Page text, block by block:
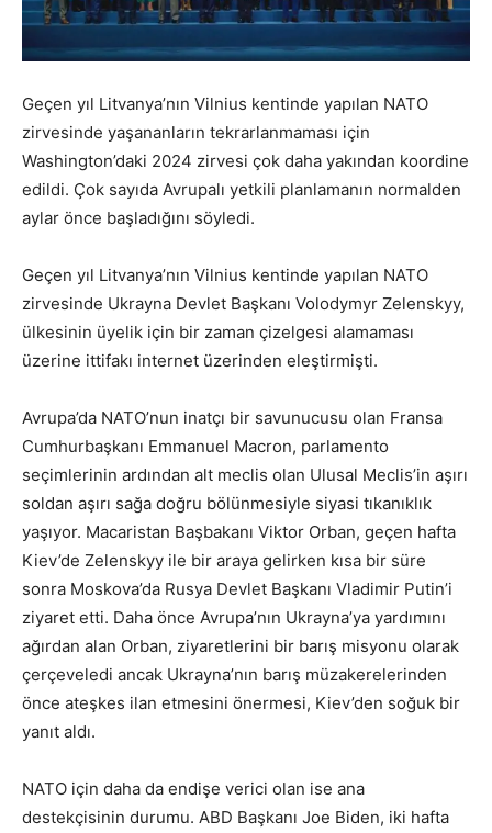
Geçen yıl Litvanya’nın Vilnius kentinde yapılan NATO
zirvesinde yaşananların tekrarlanmaması için
Washington’daki 2024 zirvesi çok daha yakından koordine
edildi. Çok sayıda Avrupalı yetkili planlamanın normalden
aylar önce başladığını söyledi.
Geçen yıl Litvanya’nın Vilnius kentinde yapılan NATO
zirvesinde Ukrayna Devlet Başkanı Volodymyr Zelenskyy,
ülkesinin üyelik için bir zaman çizelgesi alamaması
üzerine ittifakı internet üzerinden eleştirmişti.
Avrupa’da NATO’nun inatçı bir savunucusu olan Fransa
Cumhurbaşkanı Emmanuel Macron, parlamento
seçimlerinin ardından alt meclis olan Ulusal Meclis’in aşırı
soldan aşırı sağa doğru bölünmesiyle siyasi tıkanıklık
yaşıyor. Macaristan Başbakanı Viktor Orban, geçen hafta
Kiev’de Zelenskyy ile bir araya gelirken kısa bir süre
sonra Moskova’da Rusya Devlet Başkanı Vladimir Putin’i
ziyaret etti. Daha önce Avrupa’nın Ukrayna’ya yardımını
ağırdan alan Orban, ziyaretlerini bir barış misyonu olarak
çerçeveledi ancak Ukrayna’nın barış müzakerelerinden
önce ateşkes ilan etmesini önermesi, Kiev’den soğuk bir
yanıt aldı.
NATO için daha da endişe verici olan ise ana
destekçisinin durumu. ABD Başkanı Joe Biden, iki hafta